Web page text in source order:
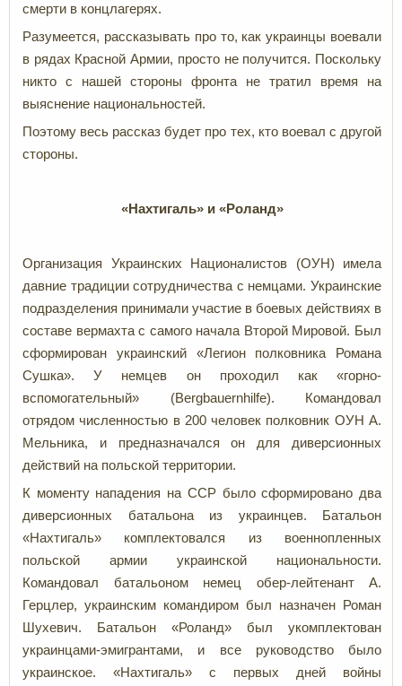
смерти в концлагерях.
Разумеется, рассказывать про то, как украинцы воевали
в рядах Красной Армии, просто не получится. Поскольку
никто с нашей стороны фронта не тратил время на
выяснение национальностей.
Поэтому весь рассказ будет про тех, кто воевал с другой
стороны.
«Нахтигаль» и «Роланд»
Организация Украинских Националистов (ОУН) имела
давние традиции сотрудничества с немцами. Украинские
подразделения принимали участие в боевых действиях в
составе вермахта с самого начала Второй Мировой. Был
сформирован украинский «Легион полковника Романа
Сушка». У немцев он проходил как «горно-
вспомогательный» (Bergbauernhilfe). Командовал
отрядом численностью в 200 человек полковник ОУН А.
Мельника, и предназначался он для диверсионных
действий на польской территории.
К моменту нападения на ССР было сформировано два
диверсионных батальона из украинцев. Батальон
«Нахтигаль» комплектовался из военнопленных
польской армии украинской национальности.
Командовал батальоном немец обер-лейтенант А.
Герцлер, украинским командиром был назначен Роман
Шухевич. Батальон «Роланд» был укомплектован
украинцами-эмигрантами, и все руководство было
украинское. «Нахтигаль» с первых дней войны